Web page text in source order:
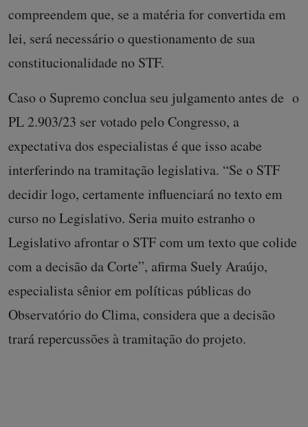
compreendem que, se a matéria for convertida em
lei, será necessário o questionamento de sua
constitucionalidade no STF.
Caso o Supremo conclua seu julgamento antes de o
PL 2.903/23 ser votado pelo Congresso, a
expectativa dos especialistas é que isso acabe
interferindo na tramitação legislativa. “Se o STF
decidir logo, certamente influenciará no texto em
curso no Legislativo. Seria muito estranho o
Legislativo afrontar o STF com um texto que colide
com a decisão da Corte”, afirma Suely Araújo,
especialista sênior em políticas públicas do
Observatório do Clima, considera que a decisão
trará repercussões à tramitação do projeto.